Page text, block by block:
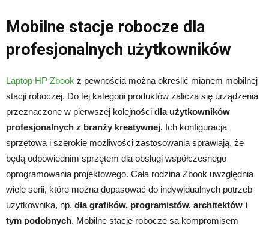
Mobilne stacje robocze dla
profesjonalnych użytkowników
Laptop HP Zbook z pewnością można określić mianem mobilnej
stacji roboczej. Do tej kategorii produktów zalicza się urządzenia
przeznaczone w pierwszej kolejności dla użytkowników
profesjonalnych z branży kreatywnej. Ich konfiguracja
sprzętowa i szerokie możliwości zastosowania sprawiają, że
będą odpowiednim sprzętem dla obsługi współczesnego
oprogramowania projektowego. Cała rodzina Zbook uwzględnia
wiele serii, które można dopasować do indywidualnych potrzeb
użytkownika, np. dla grafików, programistów, architektów i
tym podobnych. Mobilne stacje robocze są kompromisem